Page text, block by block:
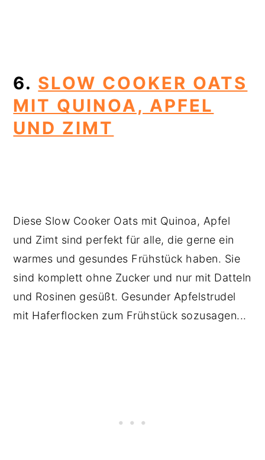
6. SLOW COOKER OATS
MIT QUINOA, APFEL
UND ZIMT
Diese Slow Cooker Oats mit Quinoa, Apfel
und Zimt sind perfekt für alle, die gerne ein
warmes und gesundes Frühstück haben. Sie
sind komplett ohne Zucker und nur mit Datteln
und Rosinen gesüßt. Gesunder Apfelstrudel
mit Haferflocken zum Frühstück sozusagen...